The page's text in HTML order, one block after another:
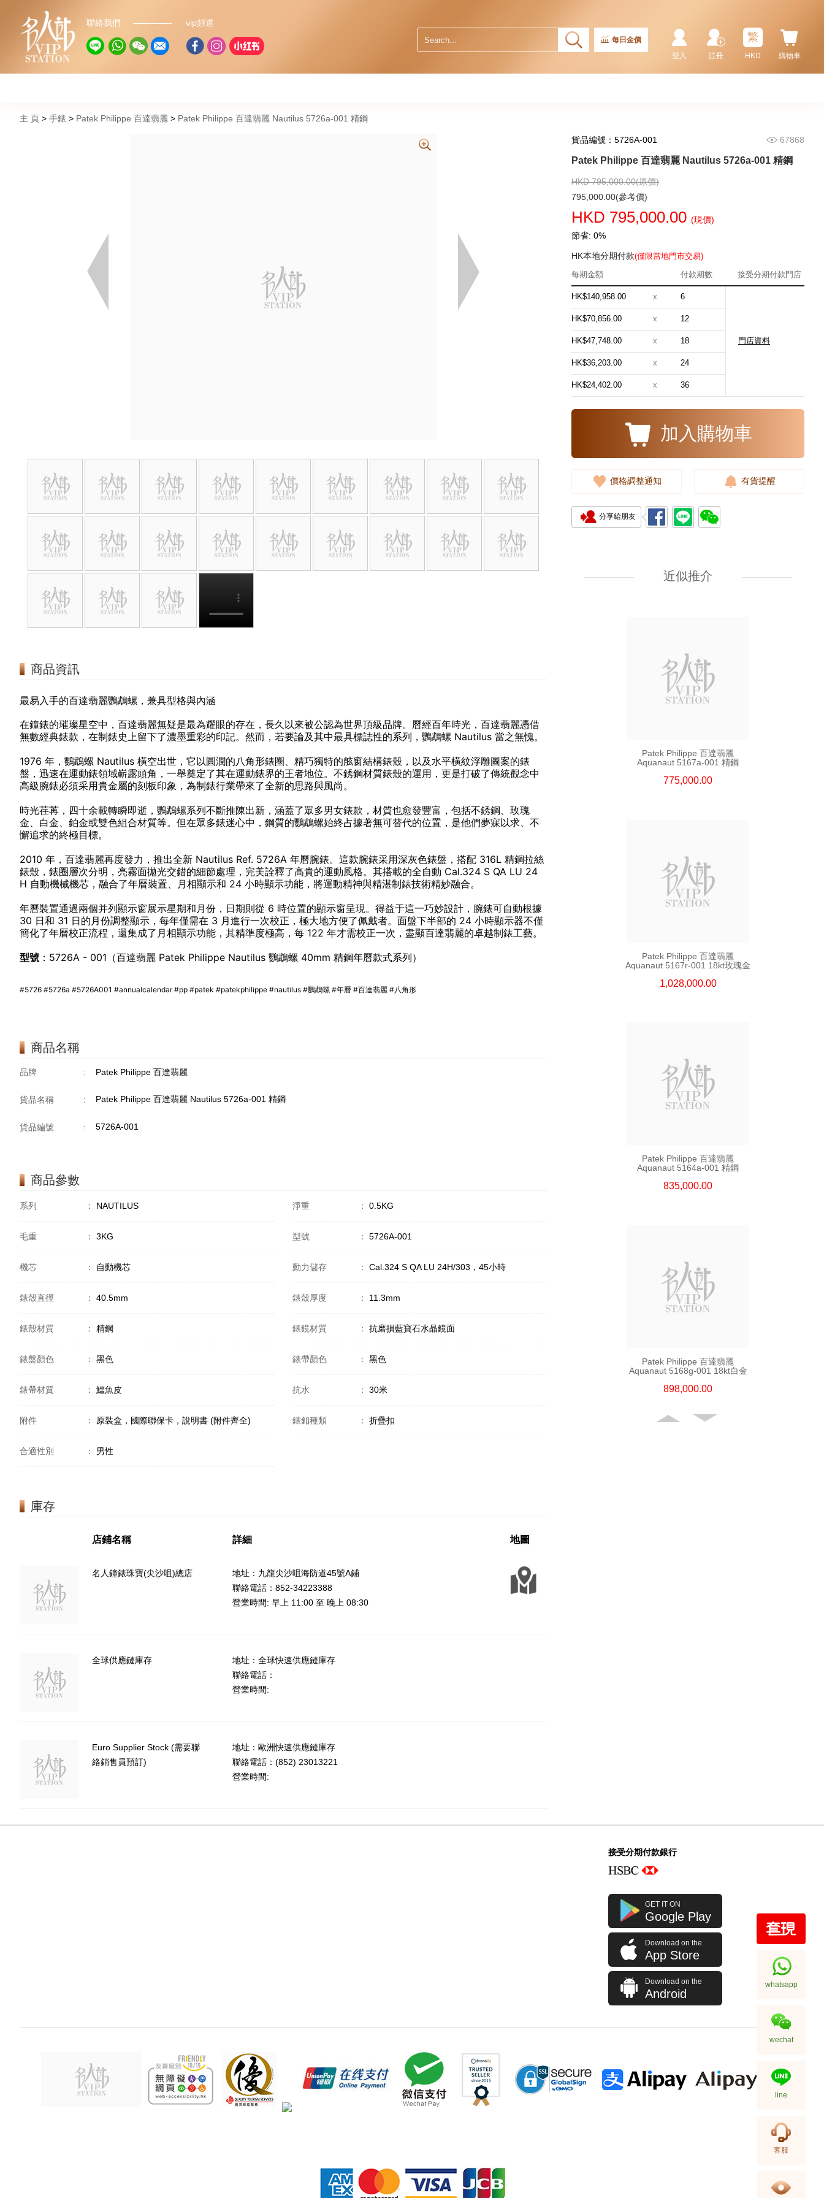
聯絡我們 vip頻道
每日金價
購物車
繁
HKD
註冊
登入
主 頁 手錶 Patek Philippe 百達翡麗 Patek Philippe 百達翡麗 Nautilus 5726a-001 精鋼
商品資訊
最易入手的百達翡麗鸚鵡螺，兼具型格與內涵
在鐘錶的璀璨星空中，百達翡麗無疑是最為耀眼的存在，長久以來被公認為世界頂級品牌。曆經百年時光，百達翡麗憑借
無數經典錶款，在制錶史上留下了濃墨重彩的印記。然而，若要論及其中最具標誌性的系列，鸚鵡螺 Nautilus 當之無愧。
1976 年，鸚鵡螺 Nautilus 橫空出世，它以圓潤的八角形錶圈、精巧獨特的舷窗結構錶殼，以及水平橫紋浮雕圖案的錶
盤，迅速在運動錶領域嶄露頭角，一舉奠定了其在運動錶界的王者地位。不銹鋼材質錶殼的運用，更是打破了傳統觀念中
高級腕錶必須采用貴金屬的刻板印象，為制錶行業帶來了全新的思路與風尚。
時光荏苒，四十余載轉瞬即逝，鸚鵡螺系列不斷推陳出新，涵蓋了眾多男女錶款，材質也愈發豐富，包括不銹鋼、玫瑰
金、白金、鉑金或雙色組合材質等。但在眾多錶迷心中，鋼質的鸚鵡螺始終占據著無可替代的位置，是他們夢寐以求、不
懈追求的終極目標。
2010 年，百達翡麗再度發力，推出全新 Nautilus Ref. 5726A 年曆腕錶。這款腕錶采用深灰色錶盤，搭配 316L 精鋼拉絲
錶殼，錶圈層次分明，亮霧面拋光交錯的細節處理，完美詮釋了高貴的運動風格。其搭載的全自動 Cal.324 S QA LU 24
H 自動機械機芯，融合了年曆裝置、月相顯示和 24 小時顯示功能，將運動精神與精湛制錶技術精妙融合。
年曆裝置通過兩個并列顯示窗展示星期和月份，日期則從 6 時位置的顯示窗呈現。得益于這一巧妙設計，腕錶可自動根據
30 日和 31 日的月份調整顯示，每年僅需在 3 月進行一次校正，極大地方便了佩戴者。面盤下半部的 24 小時顯示器不僅
簡化了年曆校正流程，還集成了月相顯示功能，其精準度極高，每 122 年才需校正一次，盡顯百達翡麗的卓越制錶工藝。
型號 ：5726A - 001（百達翡麗 Patek Philippe Nautilus 鸚鵡螺 40mm 精鋼年曆款式系列）
#5726 #5726a #5726A001 #annualcalendar #pp #patek #patekphilippe #nautilus #鸚鵡螺 #年曆 #百達翡麗 #八角形
商品名稱
品牌 : Patek Philippe 百達翡麗
貨品名稱 : Patek Philippe 百達翡麗 Nautilus 5726a-001 精鋼
貨品編號 : 5726A-001
商品參數
系列 ： NAUTILUS 淨重 ： 0.5KG
毛重 ： 3KG 型號 ： 5726A-001
機芯 ： 自動機芯 動力儲存 ： Cal.324 S QA LU 24H/303，45小時
錶殼直徑 ： 40.5mm 錶殼厚度 ： 11.3mm
錶殼材質 ： 精鋼 錶鏡材質 ： 抗磨損藍寶石水晶鏡面
錶盤顏色 ： 黑色 錶帶顏色 ： 黑色
錶帶材質 ： 鱷魚皮 抗水 ： 30米
附件 ： 原裝盒，國際聯保卡，說明書 (附件齊全) 錶釦種類 ： 折疊扣
合適性別 ： 男性
庫存
店鋪名稱 詳細 地圖
名人鐘錶珠寶(尖沙咀)總店
地址：九龍尖沙咀海防道45號A鋪
聯絡電話：852-34223388
營業時間: 早上 11:00 至 晚上 08:30
全球供應鏈庫存
地址：全球快速供應鏈庫存
聯絡電話：
營業時間:
Euro Supplier Stock (需要聯
絡銷售員預訂)
地址：歐洲快速供應鏈庫存
聯絡電話：(852) 23013221
營業時間:
貨品編號：5726A-001 67868
Patek Philippe 百達翡麗 Nautilus 5726a-001 精鋼
HKD 795,000.00(原價)
795,000.00(參考價)
HKD 795,000.00 (現價)
節省: 0%
HK本地分期付款(僅限當地門市交易)
每期金額
付款期數 接受分期付款門店
HK$140,958.00 x 6
門店資料
HK$70,856.00 x 12
HK$47,748.00 x 18
HK$36,203.00 x 24
HK$24,402.00 x 36
加入購物車
價格調整通知 有貨提醒
分享給朋友
近似推介
Patek Philippe 百達翡麗 Nautilus
5990/1r-001 18kt玫瑰金
7234r-001 18kt玫瑰金
326,000.00
785,000.00
Patek Philippe 百達翡麗
Aquanaut 5167a-001 精鋼
775,000.00
Patek Philippe 百達翡麗
Aquanaut 5167r-001 18kt玫瑰金
1,028,000.00
Patek Philippe 百達翡麗
Aquanaut 5164a-001 精鋼
835,000.00
Patek Philippe 百達翡麗
Aquanaut 5168g-001 18kt白金
898,000.00
Patek Philippe 百達翡麗
複雜功能時計系列 Complications
7234r-001 18kt玫瑰金
326,000.00
接受分期付款銀行
GET IT ON
Google Play
Download on the
App Store
Download on the
Android
whatsapp
wechat
line
客服